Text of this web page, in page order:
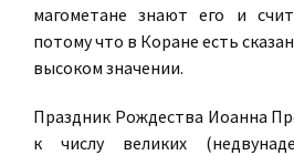
магометане знают его и
потому что в Коране есть
высоком значении.
Праздник Рождества Иоанна
к числу великих